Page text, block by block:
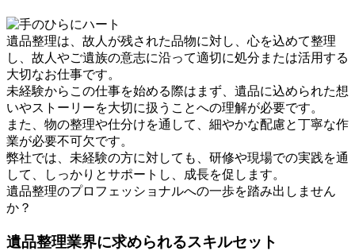
遺品整理は、故人が残された品物に対し、心を込めて整理
し、故人やご遺族の意志に沿って適切に処分または活用する
大切なお仕事です。
未経験からこの仕事を始める際はまず、遺品に込められた想
いやストーリーを大切に扱うことへの理解が必要です。
また、物の整理や仕分けを通して、細やかな配慮と丁寧な作
業が必要不可欠です。
弊社では、未経験の方に対しても、研修や現場での実践を通
して、しっかりとサポートし、成長を促します。
遺品整理のプロフェッショナルへの一歩を踏み出しません
か？
遺品整理業界に求められるスキルセット